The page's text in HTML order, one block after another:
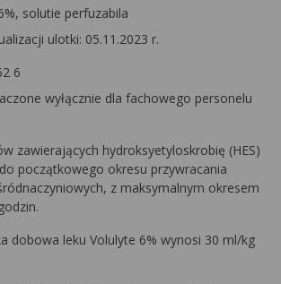
solutie perfuzabila
ulotki: 05.11.2023 r.
6
wyłącznie dla fachowego personelu
zawierających hydroksyetyloskrobię (HES)
początkowego okresu przywracania
z maksymalnym okresem
dobowa leku Volulyte 6% wynosi 30 ml/kg